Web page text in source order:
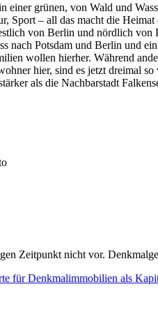
einer grünen, von Wald und
Sport – all das macht die
von Berlin und nördlich von
nach Potsdam und Berlin und
wollen hierher. Während
hier, sind es jetzt dreimal
als die Nachbarstadt
Zeitpunkt nicht vor.